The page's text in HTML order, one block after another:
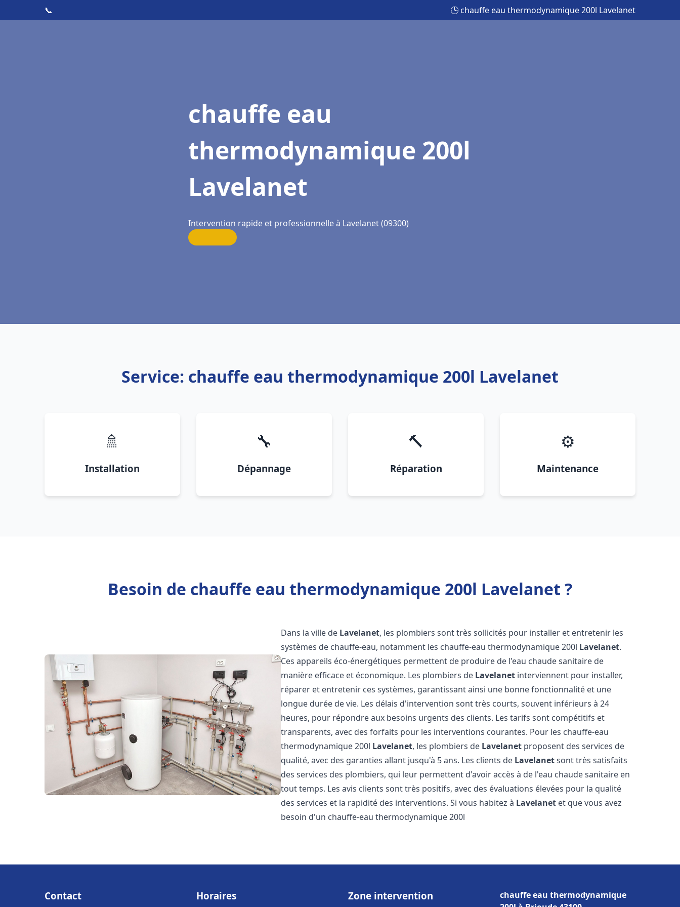
📞 🕒 chauffe eau thermodynamique 200l Lavelanet
chauffe eau
thermodynamique 200l
Lavelanet
Intervention rapide et professionnelle à Lavelanet (09300)
Service: chauffe eau thermodynamique 200l Lavelanet
🚿
Installation
🔧
Dépannage
🔨
Réparation
⚙️
Maintenance
Besoin de chauffe eau thermodynamique 200l Lavelanet ?
Dans la ville de Lavelanet, les plombiers sont très sollicités pour installer et entretenir les
systèmes de chauffe-eau, notamment les chauffe-eau thermodynamique 200l Lavelanet.
Ces appareils éco-énergétiques permettent de produire de l'eau chaude sanitaire de
manière efficace et économique. Les plombiers de Lavelanet interviennent pour installer,
réparer et entretenir ces systèmes, garantissant ainsi une bonne fonctionnalité et une
longue durée de vie. Les délais d'intervention sont très courts, souvent inférieurs à 24
heures, pour répondre aux besoins urgents des clients. Les tarifs sont compétitifs et
transparents, avec des forfaits pour les interventions courantes. Pour les chauffe-eau
thermodynamique 200l Lavelanet, les plombiers de Lavelanet proposent des services de
qualité, avec des garanties allant jusqu'à 5 ans. Les clients de Lavelanetsont très satisfaits
des services des plombiers, qui leur permettent d'avoir accès à de l'eau chaude sanitaire en
tout temps. Les avis clients sont très positifs, avec des évaluations élevées pour la qualité
des services et la rapidité des interventions. Si vous habitez à Lavelanet et que vous avez
besoin d'un chauffe-eau thermodynamique 200l
Contact Horaires Zone intervention
chauffe eau thermodynamique